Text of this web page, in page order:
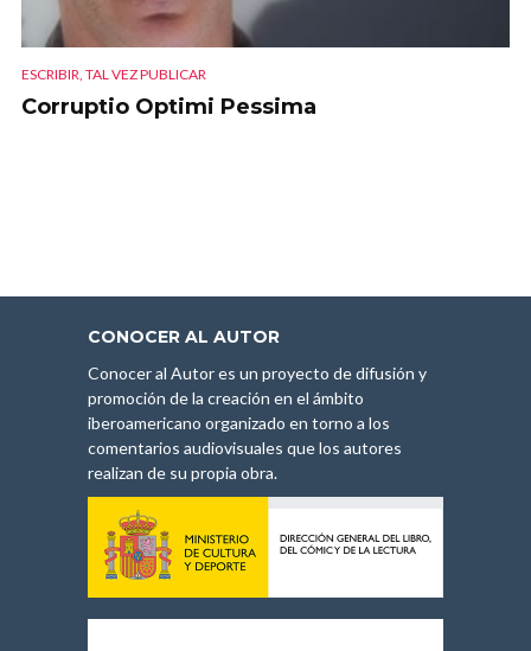
ESCRIBIR, TAL VEZ PUBLICAR
Corruptio Optimi Pessima
CONOCER AL AUTOR
Conocer al Autor es un proyecto de difusión y
promoción de la creación en el ámbito
iberoamericano organizado en torno a los
comentarios audiovisuales que los autores
realizan de su propia obra.